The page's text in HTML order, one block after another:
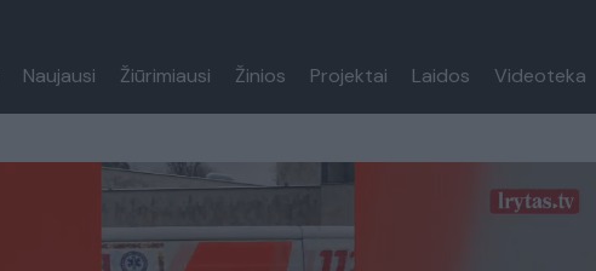
Naujausi Žiūrimiausi Žinios Projektai Laidos Videoteka